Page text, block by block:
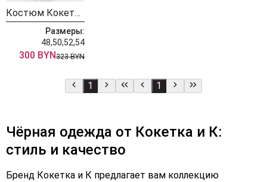
Костюм Кокетка и К 1062 черный
Размеры:
48,50,52,54
300 BYN323 BYN
1 1
Чёрная одежда от Кокетка и К:
стиль и качество
Бренд Кокетка и К предлагает вам коллекцию